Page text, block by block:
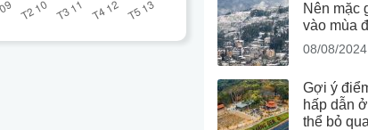
Nên mặc
vào mùa
08/08/2024
Gợi ý
hấp dẫn
thể bỏ qua